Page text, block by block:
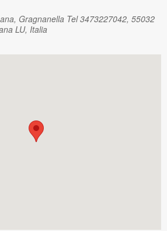
Gragnanella Tel 3473227042, 55032
LU, Italia